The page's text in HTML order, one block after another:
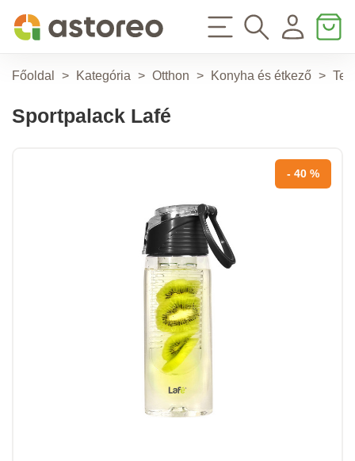
Főoldal > Kategória > Otthon > Konyha és étkező >
Sportpalack Lafé
- 40 %